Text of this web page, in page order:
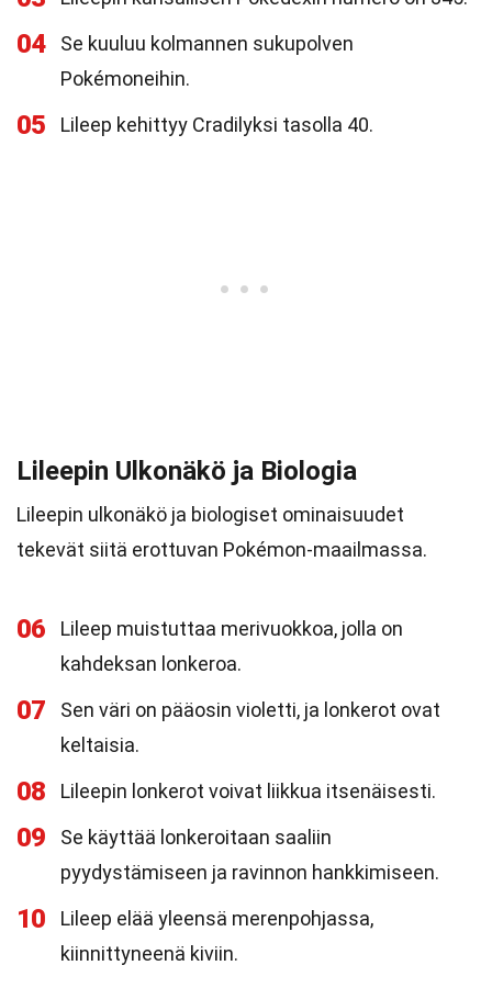
04
Se kuuluu kolmannen sukupolven
Pokémoneihin.
05 Lileep kehittyy Cradilyksi tasolla 40.
Lileepin Ulkonäkö ja Biologia
Lileepin ulkonäkö ja biologiset ominaisuudet
tekevät siitä erottuvan Pokémon-maailmassa.
06
Lileep muistuttaa merivuokkoa, jolla on
kahdeksan lonkeroa.
07
Sen väri on pääosin violetti, ja lonkerot ovat
keltaisia.
08 Lileepin lonkerot voivat liikkua itsenäisesti.
09
Se käyttää lonkeroitaan saaliin
pyydystämiseen ja ravinnon hankkimiseen.
10
Lileep elää yleensä merenpohjassa,
kiinnittyneenä kiviin.